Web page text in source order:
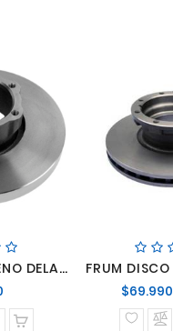
FRUM DISCO FRENO DELANTERO MERCEDES BENZ 712 812 814
Precio
normal
$69.990